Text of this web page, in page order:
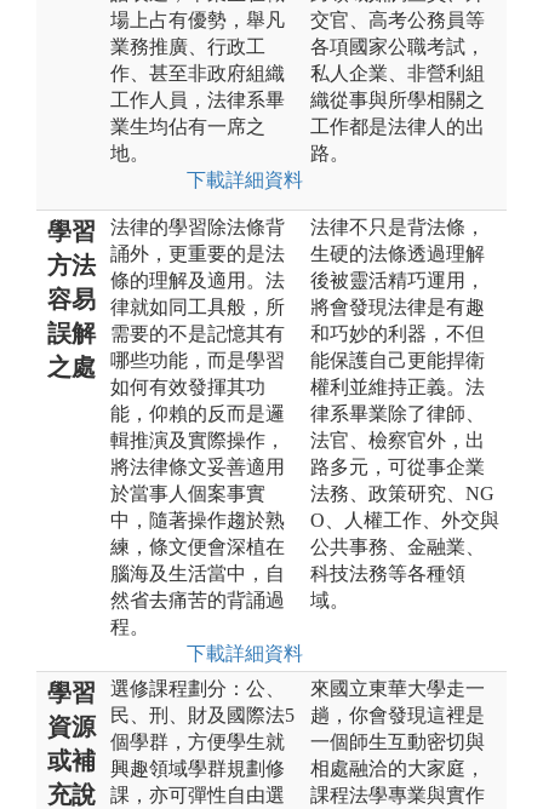
場上占有優勢，舉凡
業務推廣、行政工
作、甚至非政府組織
工作人員，法律系畢
業生均佔有一席之
地。
下載詳細資料
交官、高考公務員等
各項國家公職考試，
私人企業、非營利組
織從事與所學相關之
工作都是法律人的出
路。
學習
方法
容易
誤解
之處
法律的學習除法條背
誦外，更重要的是法
條的理解及適用。法
律就如同工具般，所
需要的不是記憶其有
哪些功能，而是學習
如何有效發揮其功
能，仰賴的反而是邏
輯推演及實際操作，
將法律條文妥善適用
於當事人個案事實
中，隨著操作趨於熟
練，條文便會深植在
腦海及生活當中，自
然省去痛苦的背誦過
程。
下載詳細資料
法律不只是背法條，
生硬的法條透過理解
後被靈活精巧運用，
將會發現法律是有趣
和巧妙的利器，不但
能保護自己更能捍衛
權利並維持正義。法
律系畢業除了律師、
法官、檢察官外，出
路多元，可從事企業
法務、政策研究、NG
O、人權工作、外交與
公共事務、金融業、
科技法務等各種領
域。
學習
資源
或補
充說
選修課程劃分：公、
民、刑、財及國際法5
個學群，方便學生就
興趣領域學群規劃修
課，亦可彈性自由選
來國立東華大學走一
趟，你會發現這裡是
一個師生互動密切與
相處融洽的大家庭，
課程法學專業與實作